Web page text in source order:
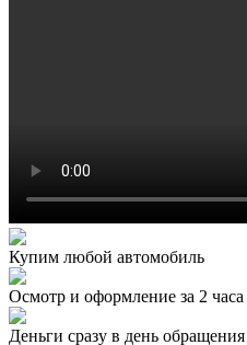
Купим любой автомобиль
Осмотр и оформление за 2 часа
Деньги сразу в день обращения